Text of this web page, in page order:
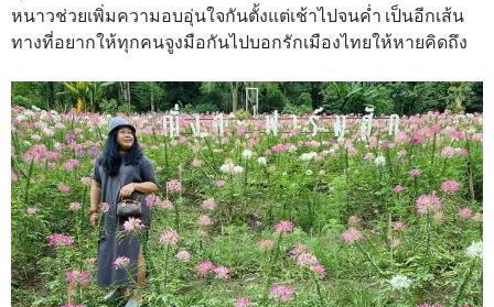
หนาวช่วยเพิ่มความอบอุ่นใจกันตั้งแต่เช้าไปจนค่ำ เป็นอีกเส้น
ทางที่อยากให้ทุกคนจูงมือกันไปบอกรักเมืองไทยให้หายคิดถึง